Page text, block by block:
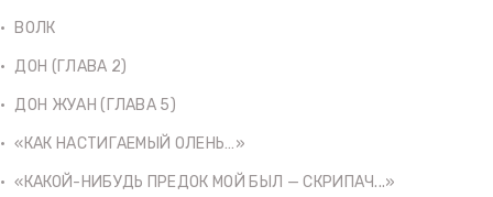
ВОЛК
ДОН (ГЛАВА 2)
ДОН ЖУАН (ГЛАВА 5)
«КАК НАСТИГАЕМЫЙ ОЛЕНЬ…»
«КАКОЙ-НИБУДЬ ПРЕДОК МОЙ БЫЛ — СКРИПАЧ...»